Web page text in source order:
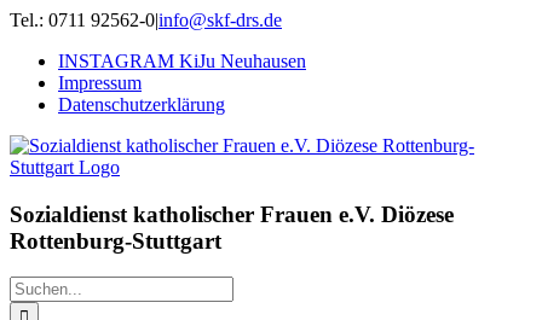
Zum
springen
Tel.: 0711 92562-0|info@skf-drs.de
INSTAGRAM KiJu Neuhausen
Impressum
Datenschutzerklärung
Sozialdienst katholischer Frauen e.V. Diözese
Rottenburg-Stuttgart
Suche
nach: